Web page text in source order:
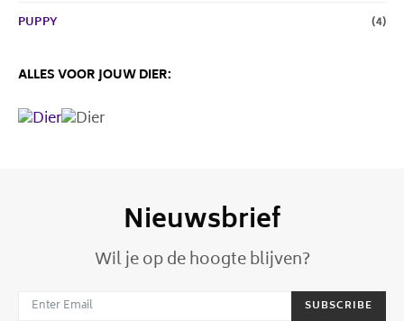
PUPPY (4)
ALLES VOOR JOUW DIER:
Nieuwsbrief
Wil je op de hoogte blijven?
SUBSCRIBE